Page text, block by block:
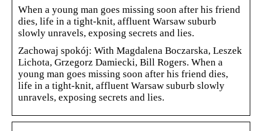
When a young man goes missing soon after his friend
dies, life in a tight-knit, affluent Warsaw suburb
slowly unravels, exposing secrets and lies.
Zachowaj spokój: With Magdalena Boczarska, Leszek
Lichota, Grzegorz Damiecki, Bill Rogers. When a
young man goes missing soon after his friend dies,
life in a tight-knit, affluent Warsaw suburb slowly
unravels, exposing secrets and lies.